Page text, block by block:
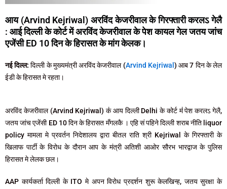
आय (Arvind Kejriwal) अरविंद केजरीवाल के गिरफ्तारी करलऽ गेलै
: आई दिल्ली के कोर्ट में अरविंद केजरीवाल के पेश कायल गेल जतय जांच
एजेंसी ED 10 दिन के हिरासत के मांग केलक।
नई दिल्ल: दिल्ली के मुख्यमंत्री अरविंद केजरीवाल (Arvind Kejriwal ) आब 7 दिन के लेल
ईडी के हिरासत मे रहता।
अरविंद केजरीवाल (Arvind Kejriwal) क॑ आय दिल्ली Delhi के कोर्ट म॑ पेश करलऽ गेलै,
जतय जांच एजेंसी ED 10 दिन के हिरासत मँगलकै । एहि सं पहिने दिल्ली शराब नीति liquor
policy मामला मे प्रवर्तन निदेशालय द्वारा बीतल राति श्री Kejriwal के गिरफ्तारी के
खिलाफ पार्टी के विरोध के दौरान आप के मंत्री अतिशी आओर सौरभ भारद्वाज के पुलिस
हिरासत मे लेलक छल।
AAP कार्यकर्ता दिल्ली के ITO मे अपन विरोध प्रदर्शन शुरू केलखिन्ह, जतय सुरक्षा के